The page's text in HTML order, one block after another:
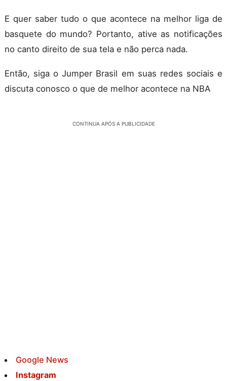
E quer saber tudo o que acontece na melhor liga de
basquete do mundo? Portanto, ative as notificações
no canto direito de sua tela e não perca nada.
Então, siga o Jumper Brasil em suas redes sociais e
discuta conosco o que de melhor acontece na NBA
CONTINUA APÓS A PUBLICIDADE
Google News
Instagram